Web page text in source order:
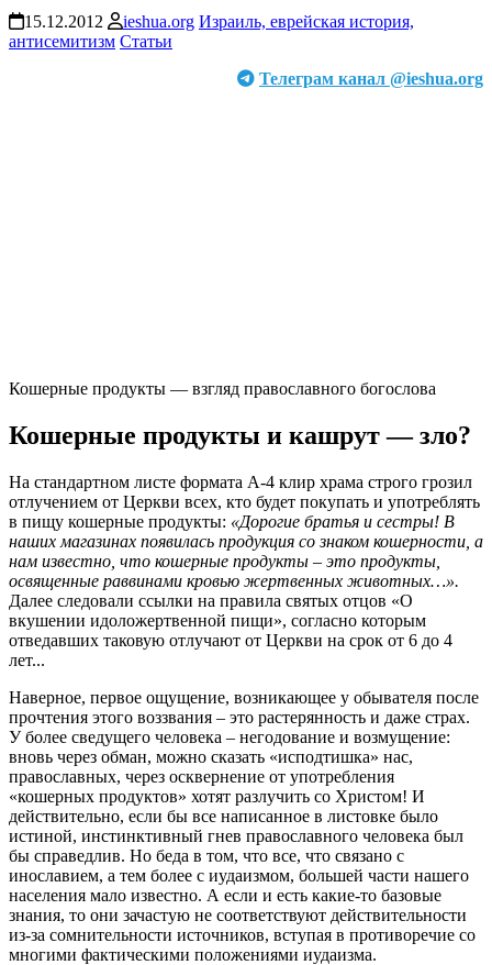
15.12.2012 ieshua.org Израиль, еврейская история,
антисемитизм Статьи
Телеграм канал @ieshua.org
Кошерные продукты — взгляд православного богослова
Кошерные продукты и кашрут — зло?
На стандартном листе формата А-4 клир храма строго грозил
отлучением от Церкви всех, кто будет покупать и употреблять
в пищу кошерные продукты: «Дорогие братья и сестры! В
наших магазинах появилась продукция со знаком кошерности, а
нам известно, что кошерные продукты – это продукты,
освященные раввинами кровью жертвенных животных…».
Далее следовали ссылки на правила святых отцов «О
вкушении идоложертвенной пищи», согласно которым
отведавших таковую отлучают от Церкви на срок от 6 до 4
лет...
Наверное, первое ощущение, возникающее у обывателя после
прочтения этого воззвания – это растерянность и даже страх.
У более сведущего человека – негодование и возмущение:
вновь через обман, можно сказать «исподтишка» нас,
православных, через осквернение от употребления
«кошерных продуктов» хотят разлучить со Христом! И
действительно, если бы все написанное в листовке было
истиной, инстинктивный гнев православного человека был
бы справедлив. Но беда в том, что все, что связано с
инославием, а тем более с иудаизмом, большей части нашего
населения мало известно. А если и есть какие-то базовые
знания, то они зачастую не соответствуют действительности
из-за сомнительности источников, вступая в противоречие со
многими фактическими положениями иудаизма.